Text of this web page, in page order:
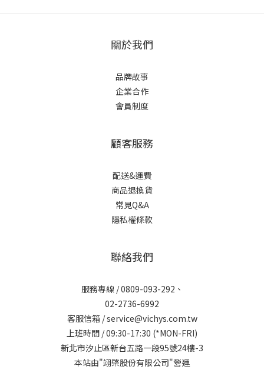
關於我們
品牌故事
企業合作
會員制度
顧客服務
配送&運費
商品退換貨
常見Q&A
隱私權條款
聯絡我們
服務專線 / 0809-093-292、
02-2736-6992
客服信箱 / service@vichys.com.tw
上班時間 / 09:30-17:30 (*MON-FRI)
新北市汐止區新台五路一段95號24樓-3
本站由"翊棨股份有限公司"營運